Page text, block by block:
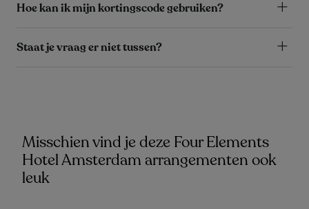
Hoe kan ik mijn kortingscode gebruiken?
Staat je vraag er niet tussen?
Misschien vind je deze Four Elements
Hotel Amsterdam arrangementen ook
leuk